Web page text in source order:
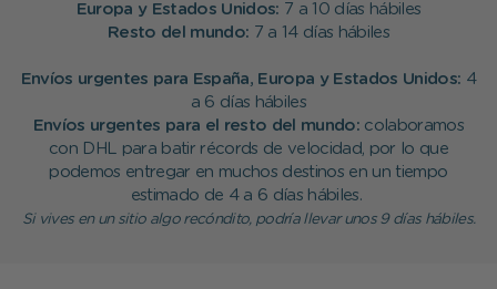
Europa y Estados Unidos: 7 a 10 días hábiles
Resto del mundo: 7 a 14 días hábiles
Envíos urgentes para España, Europa y Estados Unidos: 4
a 6 días hábiles
Envíos urgentes para el resto del mundo: colaboramos
con DHL para batir récords de velocidad, por lo que
podemos entregar en muchos destinos en un tiempo
estimado de 4 a 6 días hábiles.
Si vives en un sitio algo recóndito, podría llevar unos 9 días hábiles.